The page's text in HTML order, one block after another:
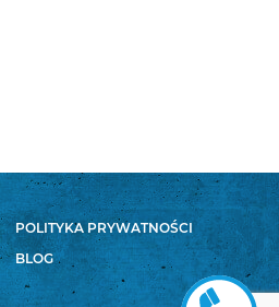
POLITYKA PRYWATNOŚCI
BLOG